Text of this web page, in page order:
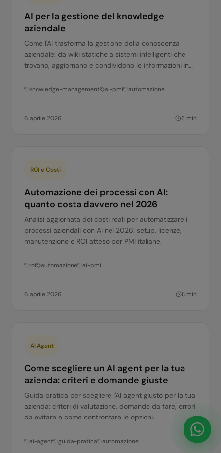
AI per la gestione del knowledge
aziendale
Come l'AI trasforma la gestione della conoscenza
aziendale: da wiki statiche a sistemi intelligenti che
trovano, aggiornano e condividono le informazioni in
knowledge-management ai-pmi automazione
6 aprile 2026 6 min
ROI e Costi
Automazione dei processi con AI:
quanto costa davvero nel 2026
Analisi aggiornata dei costi reali per automatizzare i
processi aziendali con AI nel 2026: setup, licenze,
manutenzione e ROI atteso per PMI italiane.
roi automazione ai-pmi
6 aprile 2026 8 min
AI Agent
Come scegliere un AI agent per la tua
azienda: criteri e domande giuste
Guida pratica per scegliere l'AI agent giusto per la tua
azienda: criteri di valutazione, domande da fare, errori
da evitare e come confrontare le opzioni.
ai-agent guida-pratica automazione